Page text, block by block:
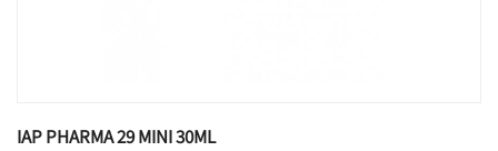
IAP PHARMA 29 MINI 30ML